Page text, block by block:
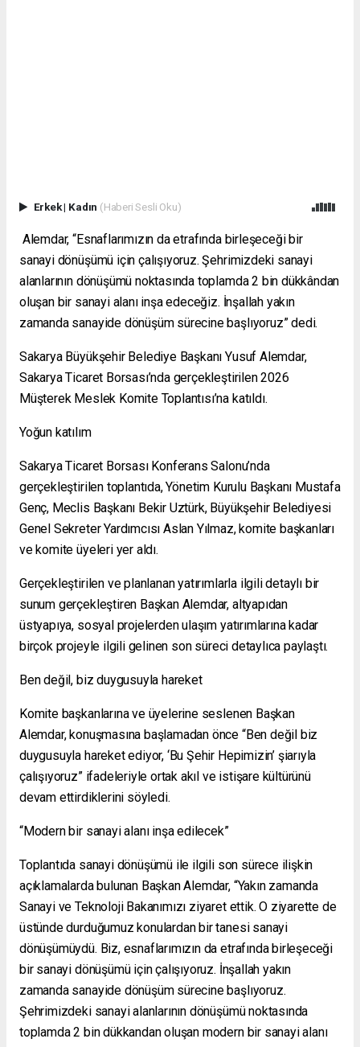
Erkek| Kadın (Haberi Sesli Oku)
Alemdar, “Esnaflarımızın da etrafında birleşeceği bir
sanayi dönüşümü için çalışıyoruz. Şehrimizdeki sanayi
alanlarının dönüşümü noktasında toplamda 2 bin dükkândan
oluşan bir sanayi alanı inşa edeceğiz. İnşallah yakın
zamanda sanayide dönüşüm sürecine başlıyoruz” dedi.
Sakarya Büyükşehir Belediye Başkanı Yusuf Alemdar,
Sakarya Ticaret Borsası’nda gerçekleştirilen 2026
Müşterek Meslek Komite Toplantısı’na katıldı.
Yoğun katılım
Sakarya Ticaret Borsası Konferans Salonu’nda
gerçekleştirilen toplantıda, Yönetim Kurulu Başkanı Mustafa
Genç, Meclis Başkanı Bekir Uztürk, Büyükşehir Belediyesi
Genel Sekreter Yardımcısı Aslan Yılmaz, komite başkanları
ve komite üyeleri yer aldı.
Gerçekleştirilen ve planlanan yatırımlarla ilgili detaylı bir
sunum gerçekleştiren Başkan Alemdar, altyapıdan
üstyapıya, sosyal projelerden ulaşım yatırımlarına kadar
birçok projeyle ilgili gelinen son süreci detaylıca paylaştı.
Ben değil, biz duygusuyla hareket
Komite başkanlarına ve üyelerine seslenen Başkan
Alemdar, konuşmasına başlamadan önce “Ben değil biz
duygusuyla hareket ediyor, ‘Bu Şehir Hepimizin’ şiarıyla
çalışıyoruz” ifadeleriyle ortak akıl ve istişare kültürünü
devam ettirdiklerini söyledi.
“Modern bir sanayi alanı inşa edilecek”
Toplantıda sanayi dönüşümü ile ilgili son sürece ilişkin
açıklamalarda bulunan Başkan Alemdar, “Yakın zamanda
Sanayi ve Teknoloji Bakanımızı ziyaret ettik. O ziyarette de
üstünde durduğumuz konulardan bir tanesi sanayi
dönüşümüydü. Biz, esnaflarımızın da etrafında birleşeceği
bir sanayi dönüşümü için çalışıyoruz. İnşallah yakın
zamanda sanayide dönüşüm sürecine başlıyoruz.
Şehrimizdeki sanayi alanlarının dönüşümü noktasında
toplamda 2 bin dükkandan oluşan modern bir sanayi alanı